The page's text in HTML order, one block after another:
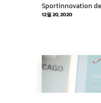
Sportinnovation
12월 20, 2020